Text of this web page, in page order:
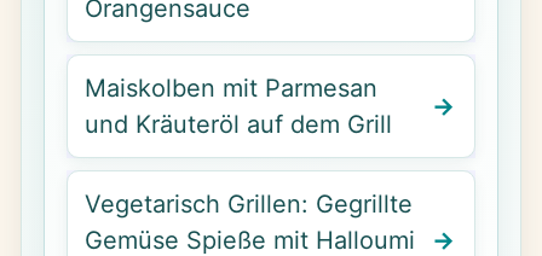
Orangensauce
Maiskolben mit Parmesan
und Kräuteröl auf dem Grill
Vegetarisch Grillen: Gegrillte
Gemüse Spieße mit Halloumi